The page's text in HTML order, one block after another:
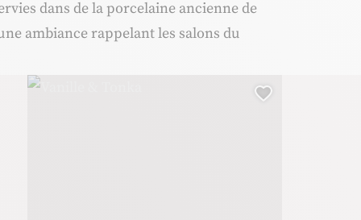
dans de la porcelaine ancienne de
ambiance rappelant les salons du
cette page au carnet de voyage ?
Vanille & Tonka, © OTI Limoges – L. Bidon
Ajouter